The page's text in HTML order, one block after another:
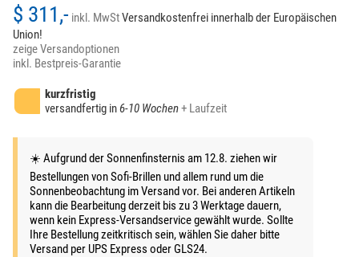
$ 311,- inkl. MwStVersandkostenfrei innerhalb der Europäischen
Union!
zeige Versandoptionen
inkl. Bestpreis-Garantie
kurzfristig
versandfertig in6-10 Wochen+ Laufzeit
☀️ Aufgrund der Sonnenfinsternis am 12.8. ziehen wir
Bestellungen von Sofi-Brillen und allem rund um die
Sonnenbeobachtung im Versand vor. Bei anderen Artikeln
kann die Bearbeitung derzeit bis zu 3 Werktage dauern,
wenn kein Express-Versandservice gewählt wurde. Sollte
Ihre Bestellung zeitkritisch sein, wählen Sie daher bitte
Versand per UPS Express oder GLS24.